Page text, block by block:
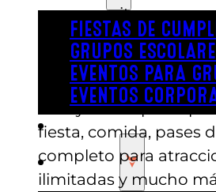
FIESTAS DE
GRUPOS
EVENTOS PARA
EVENTOS
REVL
PRECIOS
que necesitas para
inolvidable. Elige
paquetes diferentes
diversión, cada uno de
incluye un espacio
fiesta, comida, pases
completo para
ilimitadas y mucho